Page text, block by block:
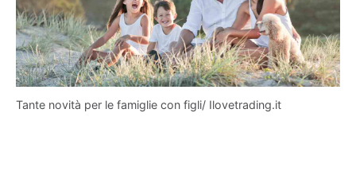
Tante novità per le famiglie con figli/ Ilovetrading.it